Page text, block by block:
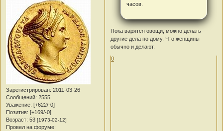
Зарегистрирован: 2011-03-26
Сообщений: 2555
Уважение: [+622/-0]
Позитив: [+169/-0]
Возраст: 53 [1973-02-12]
Провел на форуме:
часов.
Пока варятся овощи, можно делать
другие дела по дому. Что женщины
обычно и делают.
0